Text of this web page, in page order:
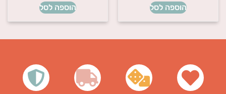
הוספה לסל הוספה לסל